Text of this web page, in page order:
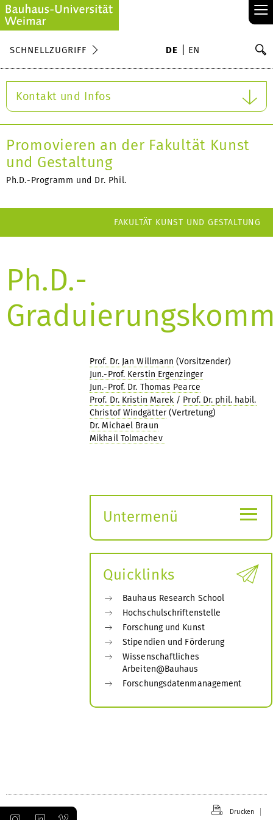
≡
SCHNELLZUGRIFF DE EN
Kontakt und Infos
Promovieren an der Fakultät Kunst
und Gestaltung
Ph.D.-Programm und Dr. Phil.
FAKULTÄT KUNST UND GESTALTUNG
Ph.D.-
Prof. Dr. Jan Willmann (Vorsitzender)
Jun.-Prof. Kerstin Ergenzinger
Jun.-Prof. Dr. Thomas Pearce
Prof. Dr. Kristin Marek / Prof. Dr. phil. habil.
Christof Windgätter(Vertretung)
Dr. Michael Braun
Mikhail Tolmachev
Untermenü
öffnen
≡
Quicklinks
Bauhaus Research School
Hochschulschriftenstelle
Forschung und Kunst
Stipendien und Förderung
Wissenschaftliches
Arbeiten@Bauhaus
Forschungsdatenmanagement
Drucken